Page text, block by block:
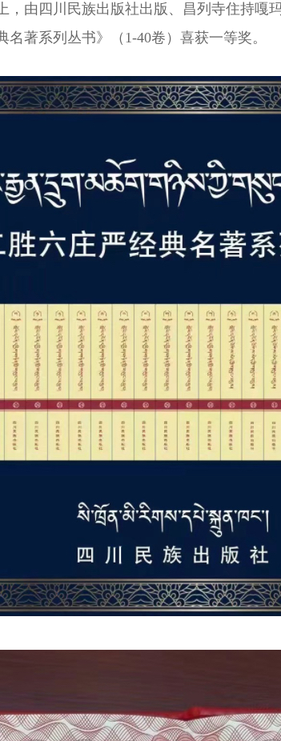
由四川民族出版社出版、昌列寺住持嘎
著系列丛书》（1-40卷）喜获一等奖。